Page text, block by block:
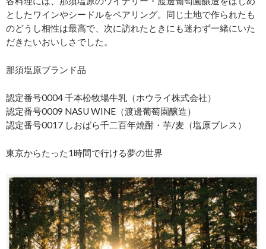
としたワインやシードルをペアリング。同じ土地で作られたも
のどうし相性は最高で、次に訪れたときにも迷わず一緒にいた
だきたいおいしさでした。
那須塩原ブランド品
認定番号0004 千本松牧場牛乳（ホウライ株式会社）
認定番号0009 NASU WINE（渡邊葡萄園醸造）
認定番号0017 しおばら千二百年焼酎・芋/麦（塩原ブレス）
東京からたった1時間で行ける夢の世界